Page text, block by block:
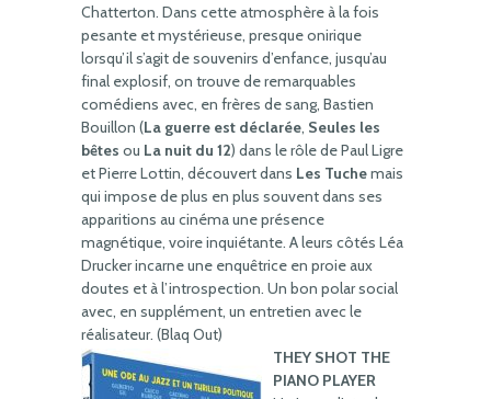
Chatterton. Dans cette atmosphère à la fois
pesante et mystérieuse, presque onirique
lorsqu’il s’agit de souvenirs d’enfance, jusqu’au
final explosif, on trouve de remarquables
comédiens avec, en frères de sang, Bastien
Bouillon (La guerre est déclarée, Seules les
bêtes ou La nuit du 12) dans le rôle de Paul Ligre
et Pierre Lottin, découvert dans Les Tuchemais
qui impose de plus en plus souvent dans ses
apparitions au cinéma une présence
magnétique, voire inquiétante. A leurs côtés Léa
Drucker incarne une enquêtrice en proie aux
doutes et à l’introspection. Un bon polar social
avec, en supplément, un entretien avec le
réalisateur. (Blaq Out)
THEY SHOT THE
PIANO PLAYER